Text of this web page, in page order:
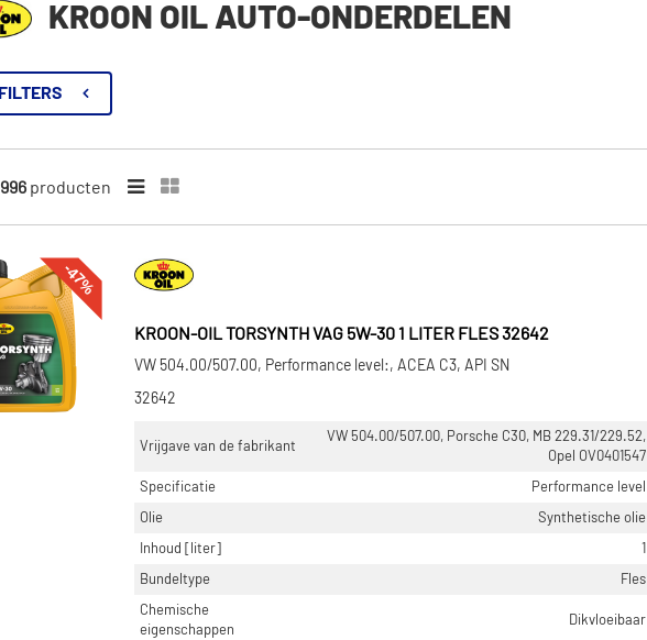
KROON OIL AUTO-ONDERDELEN
FILTERS
996 producten
-47%
KROON-OIL TORSYNTH VAG 5W-30 1 LITER FLES 32642
VW 504.00/507.00, Performance level:, ACEA C3, API SN
32642
Vrijgave van de fabrikant
VW 504.00/507.00, Porsche C30, MB 229.31/229.52,
Opel OV0401547
Specificatie
Performance level
Olie
Synthetische olie
Inhoud [liter]
1
Bundeltype
Fles
Chemische
eigenschappen
Dikvloeibaar